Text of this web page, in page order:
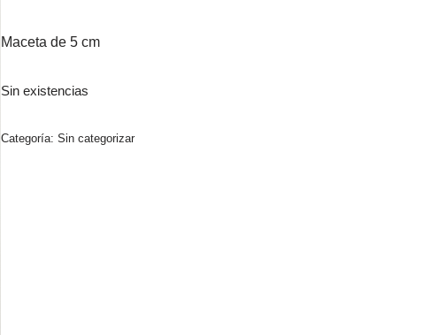
Maceta de 5 cm
Sin existencias
Categoría: Sin categorizar